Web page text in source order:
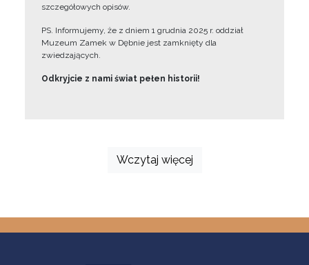
szczegółowych opisów.
PS. Informujemy, że z dniem 1 grudnia 2025 r. oddział
Muzeum Zamek w Dębnie jest zamknięty dla
zwiedzających.
Odkryjcie z nami świat pełen historii!
Wczytaj więcej